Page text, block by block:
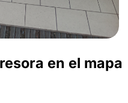
en el mapa